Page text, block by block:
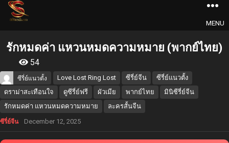
MENU
รักหมดค่า แหวนหมดความหมาย (พากย์ไทย)
54
ซีรี่ย์แนวตั้ง Love Lost Ring Lost ซีรี่ย์จีน
ซีรี่ย์แนวตั้ง
ดราม่าสะเทือนใจ
ดูซีรี่ย์ฟรี ผัวเมีย พากย์ไทย
มินิซีรี่ย์จีน
รักหมดค่า แหวนหมดความหมาย
ละครสั้นจีน
ซีรี่ย์จีน December 12, 2025